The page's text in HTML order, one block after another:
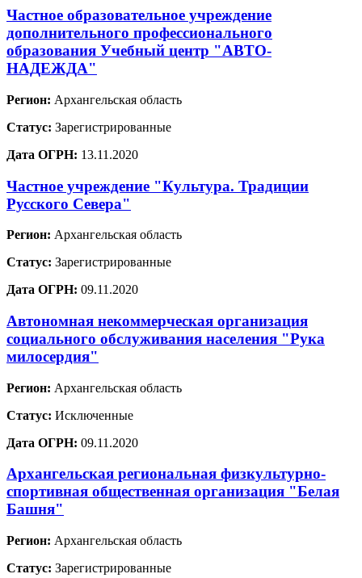
Частное образовательное учреждение
дополнительного профессионального
образования Учебный центр "АВТО-
НАДЕЖДА"
Регион: Архангельская область
Статус: Зарегистрированные
Дата ОГРН: 13.11.2020
Частное учреждение "Культура. Традиции
Русского Севера"
Регион: Архангельская область
Статус: Зарегистрированные
Дата ОГРН: 09.11.2020
Автономная некоммерческая организация
социального обслуживания населения "Рука
милосердия"
Регион: Архангельская область
Статус: Исключенные
Дата ОГРН: 09.11.2020
Архангельская региональная физкультурно-
спортивная общественная организация "Белая
Башня"
Регион: Архангельская область
Статус: Зарегистрированные